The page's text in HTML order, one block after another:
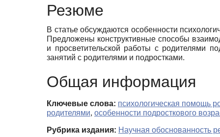
Резюме
В статье обсуждаются особенности
Предложены конструктивные способы
и просветительской работы с родителями
занятий с родителями и подростками.
Общая информация
Ключевые слова: психологическая помощь
родителями, особенности подросткового
Рубрика издания: Научная обоснованность